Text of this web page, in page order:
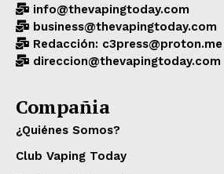
info@thevapingtoday.com
business@thevapingtoday.com
Redacción: c3press@proton.me
direccion@thevapingtoday.com
Compañia
¿Quiénes Somos?
Club Vaping Today